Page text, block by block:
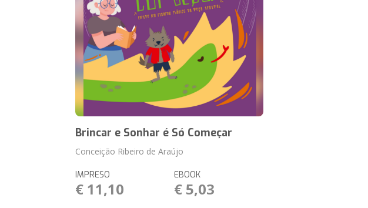
Brincar e Sonhar é Só Começar
Conceição Ribeiro de Araújo
IMPRESO
€ 11,10
EBOOK
€ 5,03